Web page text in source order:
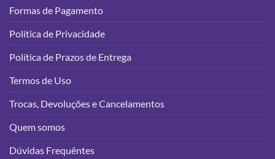
Formas de Pagamento
Política de Privacidade
Política de Prazos de Entrega
Termos de Uso
Trocas, Devoluções e Cancelamentos
Quem somos
Dúvidas Frequêntes